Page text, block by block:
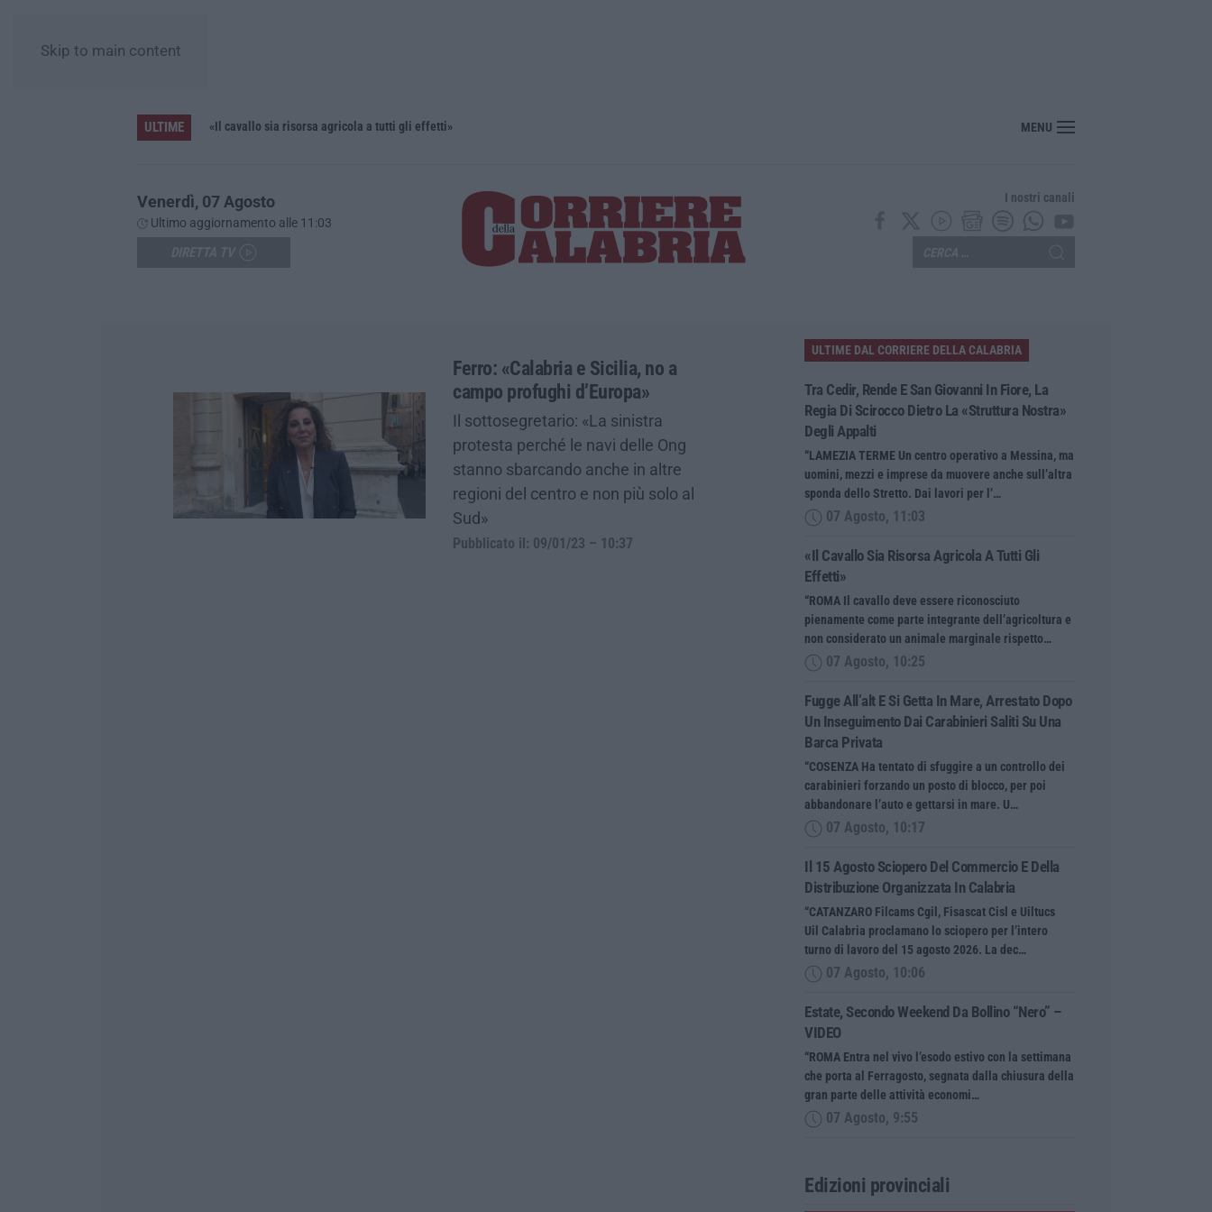
Skip to main content
ULTIME
Tra Cedir, Rende e San Giovanni in Fiore, la regia di Scirocco dietro la «struttura nostra» degli appalti «Il cavallo sia risorsa agricola a tutti gli effetti» MENU
Venerdì, 07 Agosto
Ultimo aggiornamento alle 11:03
I nostri canali
Ferro: «Calabria e Sicilia, no a
campo profughi d’Europa»
Il sottosegretario: «La sinistra
protesta perché le navi delle Ong
stanno sbarcando anche in altre
regioni del centro e non più solo al
Sud»
Pubblicato il: 09/01/23 – 10:37
ULTIME DAL CORRIERE DELLA CALABRIA
Tra Cedir, Rende E San Giovanni In Fiore, La
Regia Di Scirocco Dietro La «struttura Nostra»
Degli Appalti
“LAMEZIA TERME Un centro operativo a Messina, ma
uomini, mezzi e imprese da muovere anche sull’altra
sponda dello Stretto. Dai lavori per l’…
07 Agosto, 11:03
«Il Cavallo Sia Risorsa Agricola A Tutti Gli
Effetti»
“ROMA Il cavallo deve essere riconosciuto
pienamente come parte integrante dell’agricoltura e
non considerato un animale marginale rispetto…
07 Agosto, 10:25
Fugge All’alt E Si Getta In Mare, Arrestato Dopo
Un Inseguimento Dai Carabinieri Saliti Su Una
Barca Privata
“COSENZA Ha tentato di sfuggire a un controllo dei
carabinieri forzando un posto di blocco, per poi
abbandonare l’auto e gettarsi in mare. U…
07 Agosto, 10:17
Il 15 Agosto Sciopero Del Commercio E Della
Distribuzione Organizzata In Calabria
“CATANZARO Filcams Cgil, Fisascat Cisl e Uiltucs
Uil Calabria proclamano lo sciopero per l’intero
turno di lavoro del 15 agosto 2026. La dec…
07 Agosto, 10:06
Estate, Secondo Weekend Da Bollino “nero” –
VIDEO
“ROMA Entra nel vivo l’esodo estivo con la settimana
che porta al Ferragosto, segnata dalla chiusura della
gran parte delle attività economi…
07 Agosto, 9:55
Edizioni provinciali